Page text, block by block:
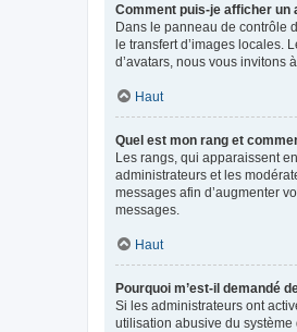
Comment puis-je afficher un
Dans le panneau de contrôle
le transfert d’images locales.
d’avatars, nous vous invitons
Haut
Quel est mon rang et
Les rangs, qui apparaissent
administrateurs et les
messages afin d’augmenter
messages.
Haut
Pourquoi m’est-il demandé
Si les administrateurs ont
utilisation abusive du